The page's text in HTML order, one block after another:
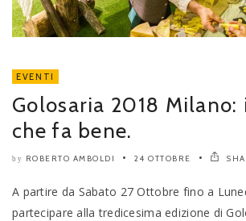
EVENTI
Golosaria 2018
che fa bene.
by ROBERTO AMBOLDI 24 OTTOBRE
A partire da Sabato 27 Ottobre fino a
partecipare alla tredicesima edizione di